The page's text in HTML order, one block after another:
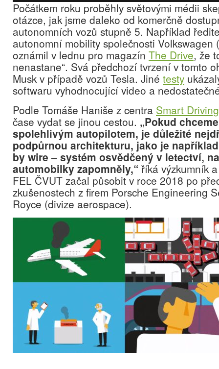
Počátkem roku proběhly světovými médii
otázce, jak jsme daleko od komerčně
autonomních vozů stupně 5. Například
autonomní mobility společnosti Volkswagen
oznámil v lednu pro magazín The Drive, že
nenastane“. Svá předchozí tvrzení v tomto
Musk v případě vozů Tesla. Jiné testy
softwaru vyhodnocující video a
Podle Tomáše Haniše z centra Smart
čase vydat se jinou cestou. „Pokud
spolehlivým autopilotem, je důležité
podpůrnou architekturu, jako je
by wire – systém osvědčený v letectví,
automobilky zapomněly,“ říká výzkumník
FEL ČVUT začal působit v roce 2018 po
zkušenostech z firem Porsche Engineering
Royce (divize aerospace).